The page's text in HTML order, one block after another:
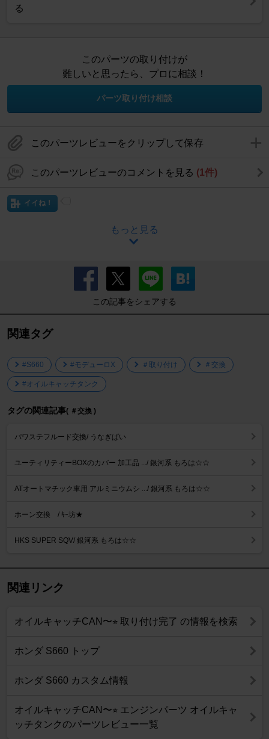
る
このパーツの取り付けが
難しいと思ったら、プロに相談！
パーツ取り付け相談
このパーツレビューをクリップして保存
このパーツレビューのコメントを見る (1件)
イイね！
もっと見る
この記事をシェアする
関連タグ
#S660 #モデューロX ＃取り付け ＃交換
#オイルキャッチタンク
タグの関連記事( ＃交換 )
パワステフルード交換/ うなぎぱい
ユーティリティーBOXのカバー 加工品 .../ 銀河系 もろは☆☆
ATオートマチック車用 アルミニウムシ .../ 銀河系 もろは☆☆
ホーン交換 / ｷｰ坊★
HKS SUPER SQV/ 銀河系 もろは☆☆
関連リンク
オイルキャッチCAN〜⭐︎ 取り付け完了 の情報を検索
ホンダ S660 トップ
ホンダ S660 カスタム情報
オイルキャッチCAN〜⭐︎ エンジンパーツ オイルキャ
ッチタンクのパーツレビュー一覧